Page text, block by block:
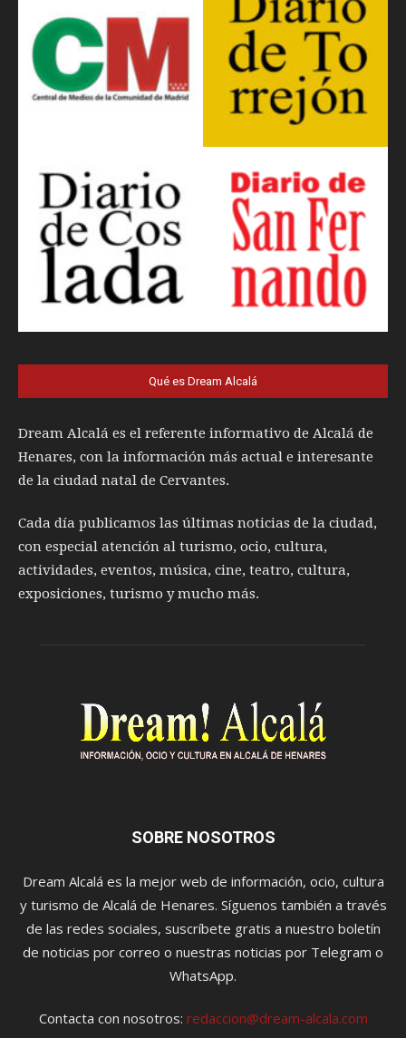
Qué es Dream Alcalá
Dream Alcalá es el referente informativo de Alcalá de
Henares, con la información más actual e interesante
de la ciudad natal de Cervantes.
Cada día publicamos las últimas noticias de la ciudad,
con especial atención al turismo, ocio, cultura,
actividades, eventos, música, cine, teatro, cultura,
exposiciones, turismo y mucho más.
SOBRE NOSOTROS
Dream Alcalá es la mejor web de información, ocio, cultura
y turismo de Alcalá de Henares. Síguenos también a través
de las redes sociales, suscríbete gratis a nuestro boletín
de noticias por correo o nuestras noticias por Telegram o
WhatsApp.
Contacta con nosotros: redaccion@dream-alcala.com